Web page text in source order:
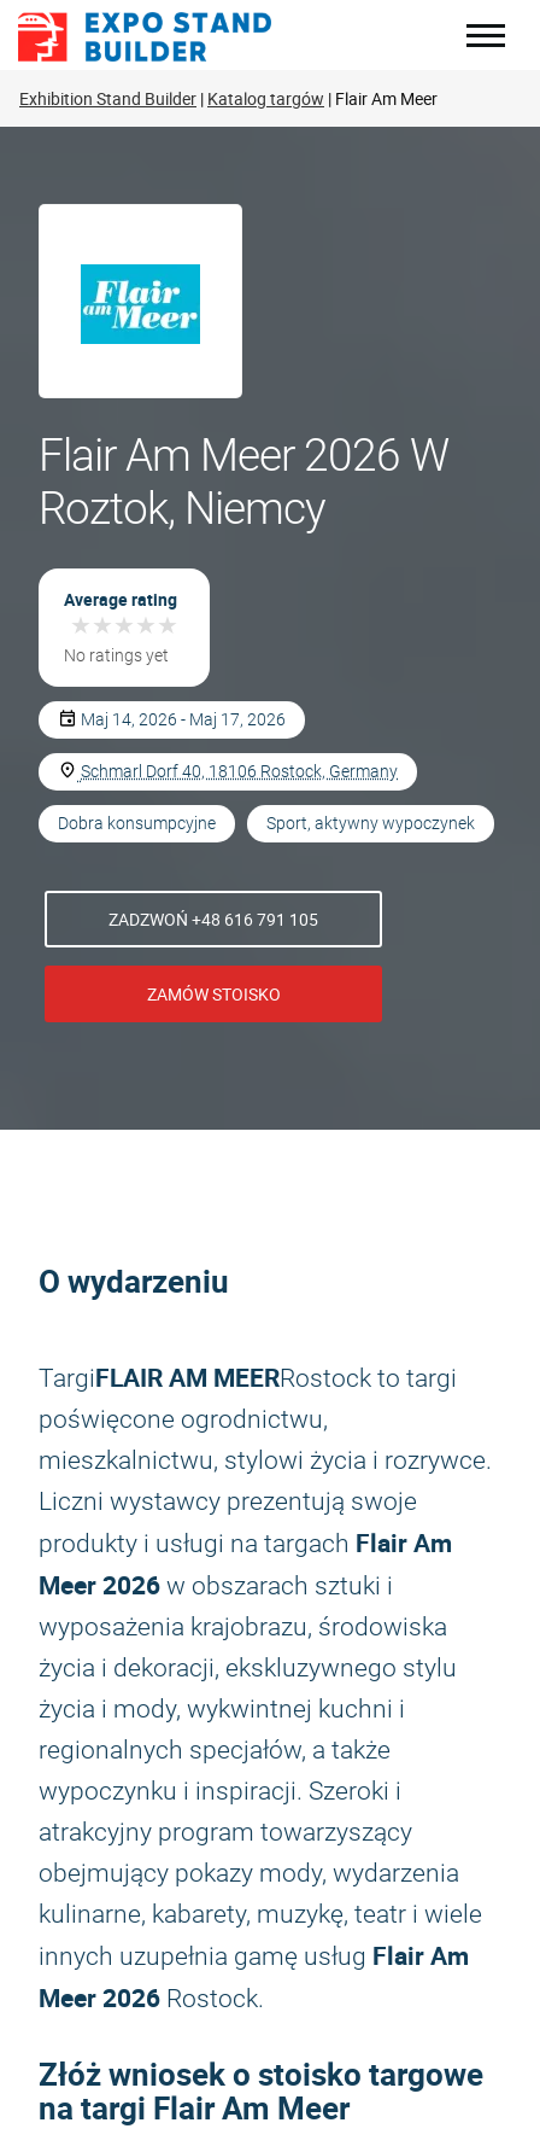
Skip
Exhibition Stand Builder Katalog targów Flair Am Meer
Flair Am Meer 2026 W
Roztok, Niemcy
Average rating
★★★★★
★★★★★
No ratings yet
Maj 14, 2026 - Maj 17, 2026
Schmarl Dorf 40, 18106 Rostock, Germany
Dobra konsumpcyjne Sport, aktywny wypoczynek
ZADZWOŃ +48 616 791 105
ZAMÓW STOISKO
O wydarzeniu
TargiFLAIR AM MEERRostock to targi
poświęcone ogrodnictwu,
mieszkalnictwu, stylowi życia i rozrywce.
Liczni wystawcy prezentują swoje
produkty i usługi na targach Flair Am
Meer 2026 w obszarach sztuki i
wyposażenia krajobrazu, środowiska
życia i dekoracji, ekskluzywnego stylu
życia i mody, wykwintnej kuchni i
regionalnych specjałów, a także
wypoczynku i inspiracji. Szeroki i
atrakcyjny program towarzyszący
obejmujący pokazy mody, wydarzenia
kulinarne, kabarety, muzykę, teatr i wiele
innych uzupełnia gamę usług Flair Am
Meer 2026 Rostock.
Złóż wniosek o stoisko targowe
na targi Flair Am Meer